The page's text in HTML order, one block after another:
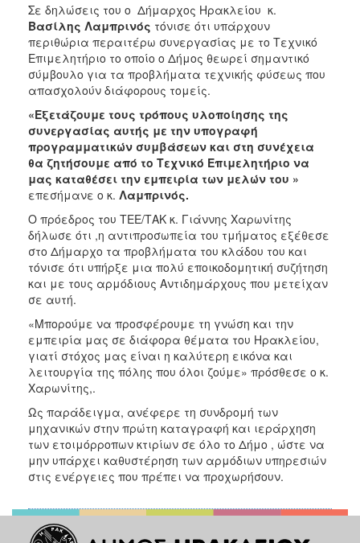
Σε δηλώσεις του ο Δήμαρχος Ηρακλείου κ.
Βασίλης Λαμπρινός τόνισε ότι υπάρχουν
περιθώρια περαιτέρω συνεργασίας με το Τεχνικό
Επιμελητήριο το οποίο ο Δήμος θεωρεί σημαντικό
σύμβουλο για τα προβλήματα τεχνικής φύσεως που
απασχολούν διάφορους τομείς.
«Εξετάζουμε τους τρόπους υλοποίησης της
συνεργασίας αυτής με την υπογραφή
προγραμματικών συμβάσεων και στη συνέχεια
θα ζητήσουμε από το Τεχνικό Επιμελητήριο να
μας καταθέσει την εμπειρία των μελών του »
επεσήμανε ο κ. Λαμπρινός.
Ο πρόεδρος του ΤΕΕ/ΤΑΚ κ. Γιάννης Χαρωνίτης
δήλωσε ότι ,η αντιπροσωπεία του τμήματος εξέθεσε
στο Δήμαρχο τα προβλήματα του κλάδου του και
τόνισε ότι υπήρξε μια πολύ εποικοδομητική συζήτηση
και με τους αρμόδιους Αντιδημάρχους που μετείχαν
σε αυτή.
«Μπορούμε να προσφέρουμε τη γνώση και την
εμπειρία μας σε διάφορα θέματα του Ηρακλείου,
γιατί στόχος μας είναι η καλύτερη εικόνα και
λειτουργία της πόλης που όλοι ζούμε» πρόσθεσε ο κ.
Χαρωνίτης,.
Ως παράδειγμα, ανέφερε τη συνδρομή των
μηχανικών στην πρώτη καταγραφή και ιεράρχηση
των ετοιμόρροπων κτιρίων σε όλο το Δήμο , ώστε να
μην υπάρχει καθυστέρηση των αρμόδιων υπηρεσιών
στις ενέργειες που πρέπει να προχωρήσουν.